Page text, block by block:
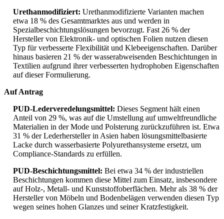
Urethanmodifiziert: Urethanmodifizierte Varianten machen
etwa 18 % des Gesamtmarktes aus und werden in
Spezialbeschichtungslösungen bevorzugt. Fast 26 % der
Hersteller von Elektronik- und optischen Folien nutzen diesen
Typ für verbesserte Flexibilität und Klebeeigenschaften. Darüber
hinaus basieren 21 % der wasserabweisenden Beschichtungen in
Textilien aufgrund ihrer verbesserten hydrophoben Eigenschaften
auf dieser Formulierung.
Auf Antrag
PUD-Lederveredelungsmittel: Dieses Segment hält einen
Anteil von 29 %, was auf die Umstellung auf umweltfreundliche
Materialien in der Mode und Polsterung zurückzuführen ist. Etwa
31 % der Lederhersteller in Asien haben lösungsmittelbasierte
Lacke durch wasserbasierte Polyurethansysteme ersetzt, um
Compliance-Standards zu erfüllen.
PUD-Beschichtungsmittel: Bei etwa 34 % der industriellen
Beschichtungen kommen diese Mittel zum Einsatz, insbesondere
auf Holz-, Metall- und Kunststoffoberflächen. Mehr als 38 % der
Hersteller von Möbeln und Bodenbelägen verwenden diesen Typ
wegen seines hohen Glanzes und seiner Kratzfestigkeit.